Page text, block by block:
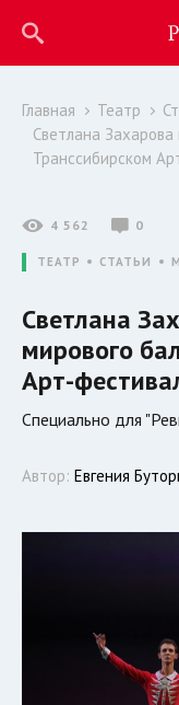
Главная Театр
Светлана
Транссибирском
4 562 0
ТЕАТР СТАТЬИ
Светлана
мирового
Арт-
Специально для
Автор: Евгения